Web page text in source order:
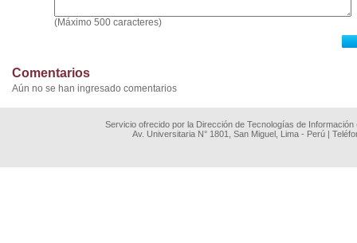
(Máximo 500 caracteres)
Comentarios
Aún no se han ingresado comentarios
Servicio ofrecido por la Dirección de Tecnologías de
Av. Universitaria N° 1801, San Miguel, Lima - Perú |